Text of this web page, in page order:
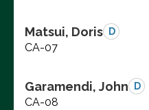
Matsui, Doris D
CA-07
Garamendi, John D
CA-08